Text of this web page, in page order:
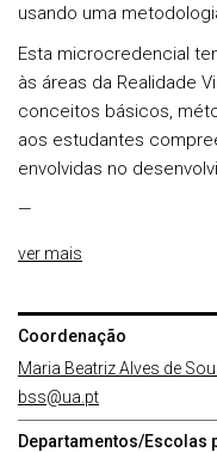
usando uma
Esta microcredencial
às áreas da Realidade
conceitos básicos,
aos estudantes
envolvidas no
—
ver mais
Coordenação
Maria Beatriz Alves de
bss@ua.pt
Departamentos/Escolas